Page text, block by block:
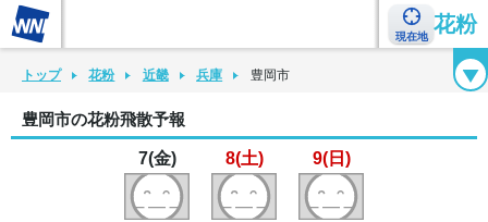
現在地
花粉
花粉カレンダー 花粉図鑑 花粉症チェックシート 花粉症ハンドブック
トップ 花粉 近畿 兵庫 豊岡市
豊岡市の花粉飛散予報
7(金) 8(土) 9(日)